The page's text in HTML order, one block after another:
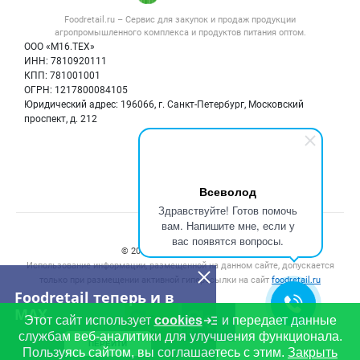
Всеволод
Здравствуйте! Готов помочь
вам. Напишите мне, если у
вас появятся вопросы.
Foodretail теперь и в
MAX
ПЕРЕЙТИ
Foodretail.ru – Сервис для закупок и продаж продукции
агропромышленного комплекса и продуктов питания оптом.
ООО «М16.ТЕХ»
ИНН: 7810920111
КПП: 781001001
ОГРН: 1217800084105
Юридический адрес: 196066, г. Санкт-Петербург, Московский
проспект, д. 212
Политика обработки персональных данных
Вакансии
Оборудование для пищепрома
Информация о компаниях
Карта объявлений
Счетчики, авторское право, логотипы
© 2008‑2026 ООО “М16.Тех”.
Использование информации, размещенной на данном сайте, допускается
только при размещении активной гиперссылки на сайт foodretail.ru
Этот сайт использует cookies
и передает данные
службам веб-аналитики для улучшения функционала.
Пользуясь сайтом, вы соглашаетесь с этим. Закрыть